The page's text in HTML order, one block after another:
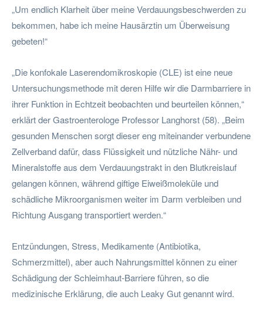
„Um endlich Klarheit über meine Verdauungsbeschwerden zu
bekommen, habe ich meine Hausärztin um Überweisung
gebeten!“
„Die konfokale Laserendomikroskopie (CLE) ist eine neue
Untersuchungsmethode mit deren Hilfe wir die Darmbarriere in
ihrer Funktion in Echtzeit beobachten und beurteilen können,“
erklärt der Gastroenterologe Professor Langhorst (58). „Beim
gesunden Menschen sorgt dieser eng miteinander verbundene
Zellverband dafür, dass Flüssigkeit und nützliche Nähr- und
Mineralstoffe aus dem Verdauungstrakt in den Blutkreislauf
gelangen können, während giftige Eiweißmoleküle und
schädliche Mikroorganismen weiter im Darm verbleiben und
Richtung Ausgang transportiert werden.“
Entzündungen, Stress, Medikamente (Antibiotika,
Schmerzmittel), aber auch Nahrungsmittel können zu einer
Schädigung der Schleimhaut-Barriere führen, so die
medizinische Erklärung, die auch Leaky Gut genannt wird.